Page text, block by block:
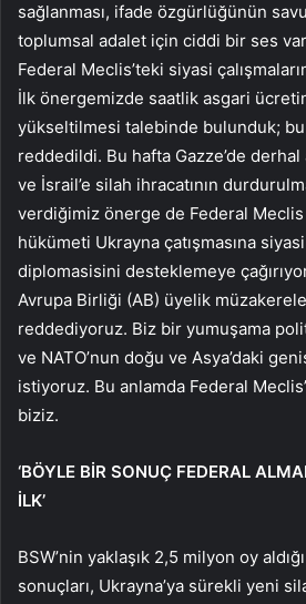
sağlanması, ifade özgürlüğünün
toplumsal adalet için ciddi bir ses
Federal Meclis’teki siyasi
İlk önergemizde saatlik asgari
yükseltilmesi talebinde bulunduk;
reddedildi. Bu hafta Gazze’de derhal
ve İsrail’e silah ihracatının
verdiğimiz önerge de Federal
hükümeti Ukrayna çatışmasına
diplomasisini desteklemeye
Avrupa Birliği (AB) üyelik
reddediyoruz. Biz bir yumuşama
ve NATO’nun doğu ve Asya’daki
istiyoruz. Bu anlamda Federal
biziz.
‘BÖYLE BİR SONUÇ FEDERAL
İLK’
BSW’nin yaklaşık 2,5 milyon oy
sonuçları, Ukrayna’ya sürekli yeni